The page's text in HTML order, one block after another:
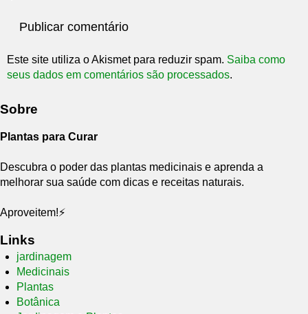
Este site utiliza o Akismet para reduzir spam. Saiba como
seus dados em comentários são processados.
Sobre
Plantas para Curar
Descubra o poder das plantas medicinais e aprenda a
melhorar sua saúde com dicas e receitas naturais.
Aproveitem!⚡
Links
jardinagem
Medicinais
Plantas
Botânica